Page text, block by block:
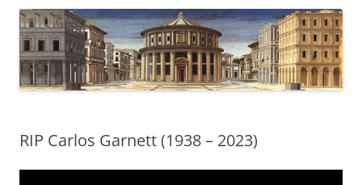
RIP Carlos Garnett (1938 – 2023)